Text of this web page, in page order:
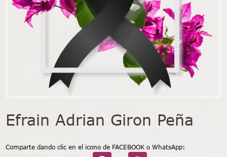
Efrain Adrian Giron Peña
Comparte dando clic en el icono de FACEBOOK o WhatsApp: